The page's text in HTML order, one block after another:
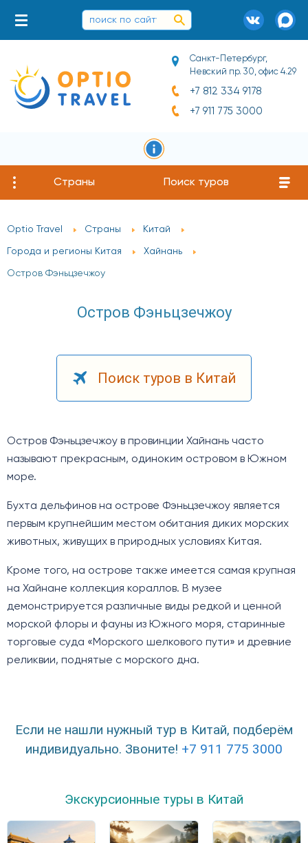
Санкт-Петербург,
Невский пр. 30, офис 4.29
+7 812 334 9178
+7 911 775 3000
Страны Поиск туров
Optio Travel Страны Китай
Города и регионы Китая Хайнань
Остров Фэньцзечжоу
Остров Фэньцзечжоу
Поиск туров в Китай
Остров Фэньцзечжоу в провинции Хайнань часто
называют прекрасным, одиноким островом в Южном
море.
Бухта дельфинов на острове Фэньцзечжоу является
первым крупнейшим местом обитания диких морских
животных, живущих в природных условиях Китая.
Кроме того, на острове также имеется самая крупная
на Хайнане коллекция кораллов. В музее
демонстрируется различные виды редкой и ценной
морской флоры и фауны из Южного моря, старинные
торговые суда «Морского шелкового пути» и древние
реликвии, поднятые с морского дна.
Если не нашли нужный тур в Китай, подберём
индивидуально. Звоните! +7 911 775 3000
Экскурсионные туры в Китай